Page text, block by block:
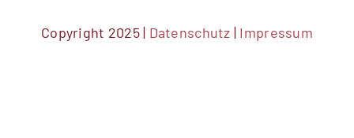
Copyright 2025 | Datenschutz | Impressum